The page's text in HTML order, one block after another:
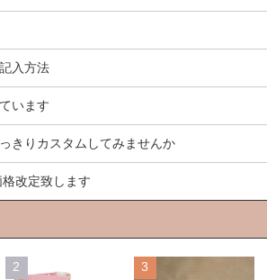
入方法
います
きりカスタムしてみませんか
改定致します
2 3